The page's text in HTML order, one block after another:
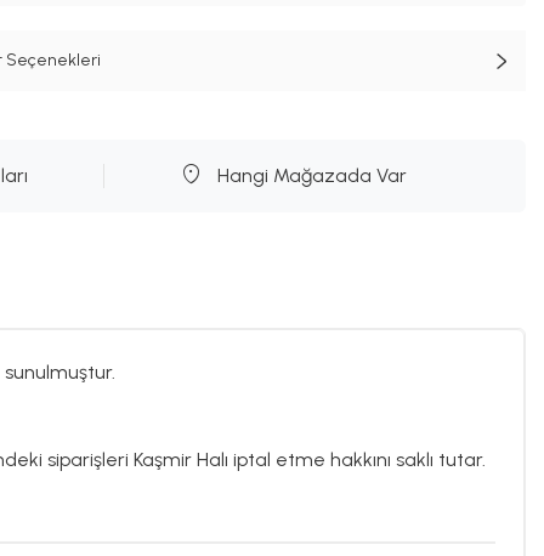
Seçenekleri
Hangi Mağazada Var
siparişleri Kaşmir Halı iptal etme hakkını saklı tutar.